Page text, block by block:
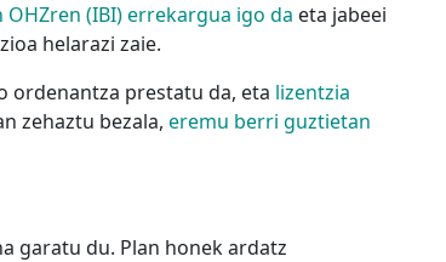
(IBI) errekargua igo da eta jabeei
helarazi zaie.
ordenantza prestatu da, eta lizentzia
zehaztu bezala, eremu berri guztietan
garatu du. Plan honek ardatz